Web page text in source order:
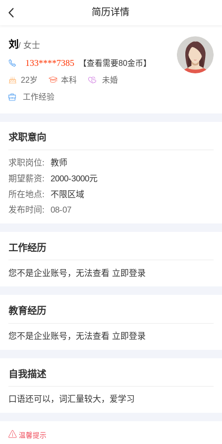
简历详情
刘 / 女士
133****7385 【查看需要80金币】
22岁 本科 未婚
工作经验
求职意向
求职岗位:
教师
期望薪资:
2000-3000元
所在地点:
不限区域
发布时间:
08-07
工作经历
您不是企业账号，无法查看 立即登录
教育经历
您不是企业账号，无法查看 立即登录
自我描述
口语还可以，词汇量较大，爱学习
温馨提示